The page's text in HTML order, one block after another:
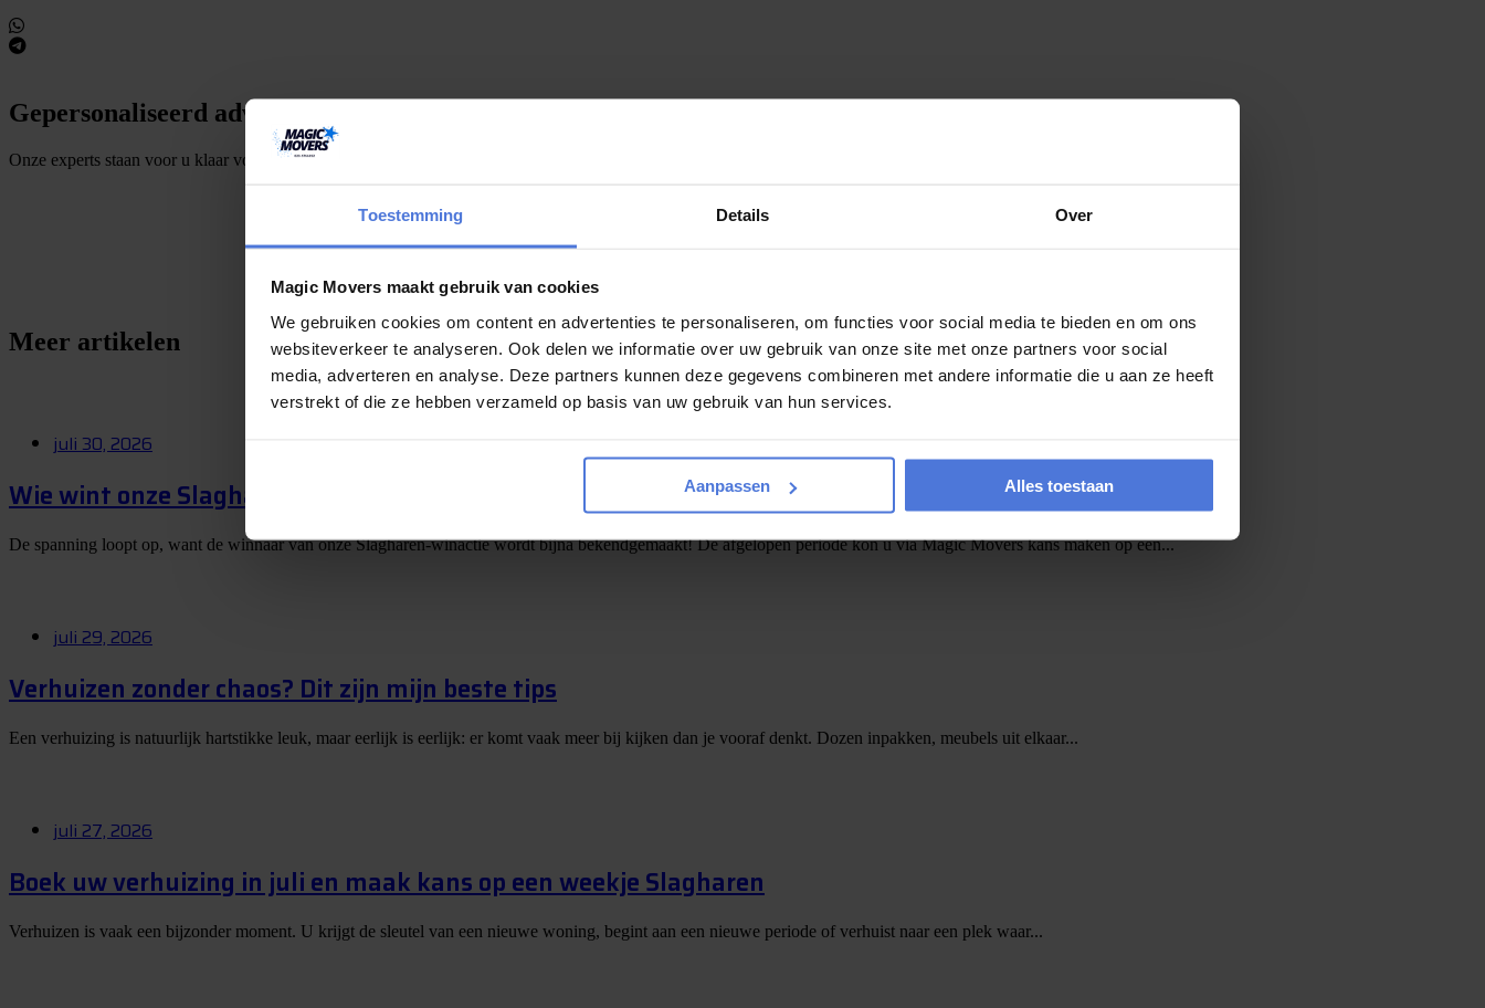
Toestemming Details Over
Magic Movers maakt gebruik van cookies
We gebruiken cookies om content en advertenties te personaliseren, om functies voor social media te bieden en om ons
websiteverkeer te analyseren. Ook delen we informatie over uw gebruik van onze site met onze partners voor social
media, adverteren en analyse. Deze partners kunnen deze gegevens combineren met andere informatie die u aan ze heeft
verstrekt of die ze hebben verzameld op basis van uw gebruik van hun services.
Aanpassen Alles toestaan
Gepersonaliseerd advies?
Onze experts staan voor u klaar voor elke vraag!
Meer artikelen
juli 30, 2026
Wie wint onze Slagharen-winactie? Op 1 augustus maken we de winnaar bekend!
De spanning loopt op, want de winnaar van onze Slagharen-winactie wordt bijna bekendgemaakt! De afgelopen periode kon u via Magic Movers kans maken op een...
juli 29, 2026
Verhuizen zonder chaos? Dit zijn mijn beste tips
Een verhuizing is natuurlijk hartstikke leuk, maar eerlijk is eerlijk: er komt vaak meer bij kijken dan je vooraf denkt. Dozen inpakken, meubels uit elkaar...
juli 27, 2026
Boek uw verhuizing in juli en maak kans op een weekje Slagharen
Verhuizen is vaak een bijzonder moment. U krijgt de sleutel van een nieuwe woning, begint aan een nieuwe periode of verhuist naar een plek waar...